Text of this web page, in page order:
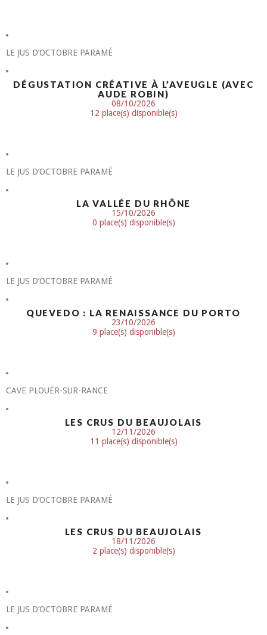
LE JUS D’OCTOBRE PARAMÉ
DÉGUSTATION CRÉATIVE À L’AVEUGLE (AVEC
AUDE ROBIN)
08/10/2026
12 place(s) disponible(s)
LE JUS D’OCTOBRE PARAMÉ
LA VALLÉE DU RHÔNE
15/10/2026
0 place(s) disponible(s)
LE JUS D’OCTOBRE PARAMÉ
QUEVEDO : LA RENAISSANCE DU PORTO
23/10/2026
9 place(s) disponible(s)
CAVE PLOUËR-SUR-RANCE
LES CRUS DU BEAUJOLAIS
12/11/2026
11 place(s) disponible(s)
LE JUS D’OCTOBRE PARAMÉ
LES CRUS DU BEAUJOLAIS
18/11/2026
2 place(s) disponible(s)
LE JUS D’OCTOBRE PARAMÉ